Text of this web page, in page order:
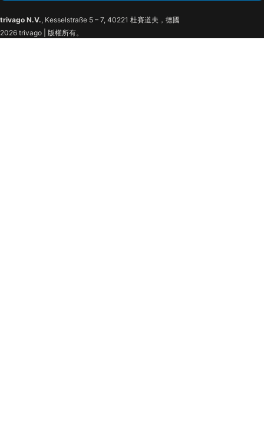
trivago N.V., Kesselstraße 5 – 7, 40221 杜賽道夫，德國
2026 trivago | 版權所有。